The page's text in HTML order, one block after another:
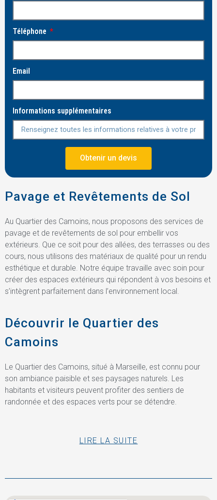
Téléphone
Email
Informations supplémentaires
Obtenir un devis
Pavage et Revêtements de Sol
Au Quartier des Camoins, nous proposons des services de
pavage et de revêtements de sol pour embellir vos
extérieurs. Que ce soit pour des allées, des terrasses ou des
cours, nous utilisons des matériaux de qualité pour un rendu
esthétique et durable. Notre équipe travaille avec soin pour
créer des espaces extérieurs qui répondent à vos besoins et
s’intègrent parfaitement dans l’environnement local.
Découvrir le Quartier des
Camoins
Le Quartier des Camoins, situé à Marseille, est connu pour
son ambiance paisible et ses paysages naturels. Les
habitants et visiteurs peuvent profiter des sentiers de
randonnée et des espaces verts pour se détendre.
LIRE LA SUITE